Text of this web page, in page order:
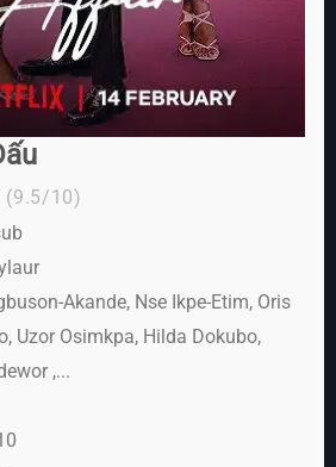
(9.5/10)
Akande, Nse Ikpe-Etim, Oris
Uzor Osimkpa, Hilda Dokubo,
,...